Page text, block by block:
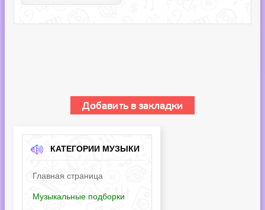
КАТЕГОРИИ МУЗЫКИ
Главная страница
Музыкальные подборки